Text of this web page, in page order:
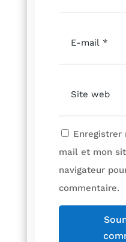
Enregistrer
mail et mon
navigateur
commentaire.